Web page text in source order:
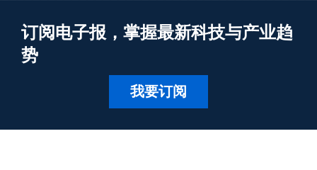
订阅电子报，掌握最新科技与产业趋
势
我要订阅